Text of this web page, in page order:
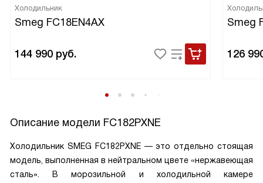
Холодильник
Smeg FC18EN4AX
144 990 руб.
Smeg
126
Описание модели FC182PXNE
Холодильник SMEG FC182PXNE — это отдельно стоящая
модель, выполненная в нейтральном цвете «нержавеющая
сталь». В морозильной и холодильной камере